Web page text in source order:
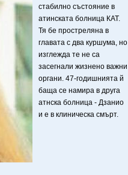
стабилно състояние в
атинската болница КАТ.
Тя бе простреляна в
главата с два куршума, но
изглежда те не са
засегнали жизнено важни
органи. 47-годишнията й
баща се намира в друга
атнска болница - Дзанио
и е в клиническа смърт.